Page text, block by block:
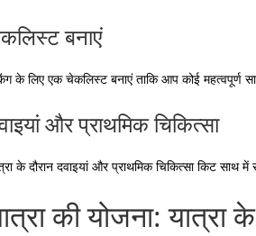
बनाएं
के लिए एक चेकलिस्ट बनाएं ताकि आप कोई महत्वपूर्ण
और प्राथमिक चिकित्सा
के दौरान दवाइयां और प्राथमिक चिकित्सा किट साथ में
की योजना: यात्रा